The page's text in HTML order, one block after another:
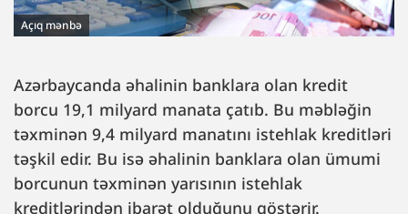
Açıq mənbə
Azərbaycanda əhalinin banklara olan kredit
borcu 19,1 milyard manata çatıb. Bu məbləğin
təxminən 9,4 milyard manatını istehlak kreditləri
təşkil edir. Bu isə əhalinin banklara olan ümumi
borcunun təxminən yarısının istehlak
kreditlərindən ibarət olduğunu göstərir.